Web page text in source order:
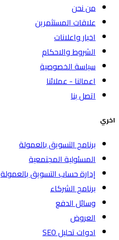
من نحن
علاقات المستثمرين
اخبار واعلانات
الشروط والاحكام
سياسة الخصوصية
اعمالنا - عملائنا
اتصل بنا
اخري
برنامج التسويق بالعمولة
المسئولية المجتمعية
إدارة حساب التسويق بالعمولة
برنامج الشركاء
وسائل الدفع
العروض
ادوات تحليل SEO